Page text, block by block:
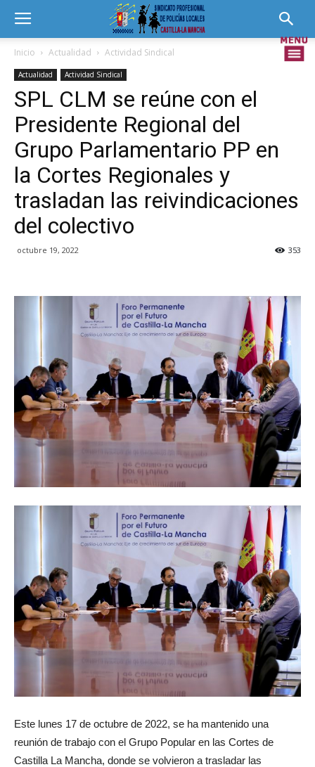
Inicio Actualidad Actividad Sindical
Actualidad Actividad Sindical
SPL CLM se reúne con el
Presidente Regional del
Grupo Parlamentario PP en
la Cortes Regionales y
trasladan las reivindicaciones
del colectivo
octubre 19, 2022 353
Este lunes 17 de octubre de 2022, se ha mantenido una
reunión de trabajo con el Grupo Popular en las Cortes de
Castilla La Mancha, donde se volvieron a trasladar las